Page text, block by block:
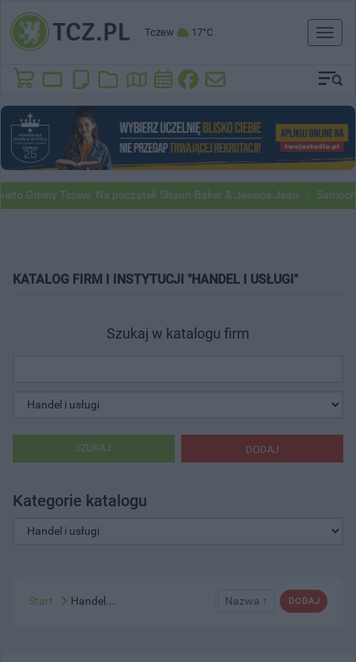
Tczew 17°C
Toggle
Gminy Tczew. Na początek Shaun Baker & Jessica Jean
KATALOG FIRM I INSTYTUCJI "HANDEL I USŁUGI"
Szukaj w katalogu firm
DODAJ
SZUKAJ
Kategorie katalogu
DODAJ
Nazwa ↑
Start Handel...